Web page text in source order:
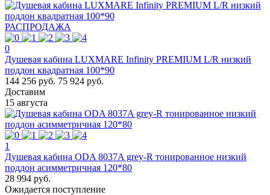
РАСПРОДАЖА
0
Душевая кабина LUXMARE Infinity PREMIUM L/R низкий
поддон квадратная 100*90
144 256 руб. 75 924 руб.
Доставим
15 августа
1
Душевая кабина ODA 8037A grey-R тонированное низкий
поддон асимметричная 120*80
28 994 руб.
Ожидается поступление